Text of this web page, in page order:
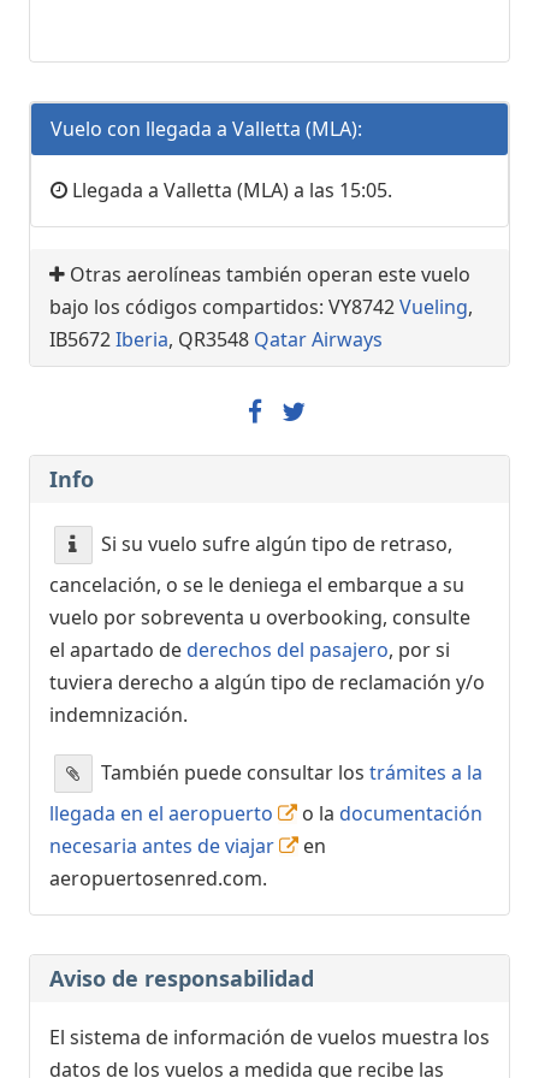
Vuelo con llegada a Valletta (MLA):
Llegada a Valletta (MLA) a las 15:05.
Otras aerolíneas también operan este vuelo
bajo los códigos compartidos: VY8742Vueling,
IB5672Iberia, QR3548 Qatar Airways
Info
Si su vuelo sufre algún tipo de retraso,
cancelación, o se le deniega el embarque a su
vuelo por sobreventa u overbooking, consulte
el apartado dederechos del pasajero, por si
tuviera derecho a algún tipo de reclamación y/o
indemnización.
También puede consultar los trámites a la
llegada en el aeropuerto
o la documentación
necesaria antes de viajar
en
aeropuertosenred.com.
Aviso de responsabilidad
El sistema de información de vuelos muestra los
datos de los vuelos a medida que recibe las